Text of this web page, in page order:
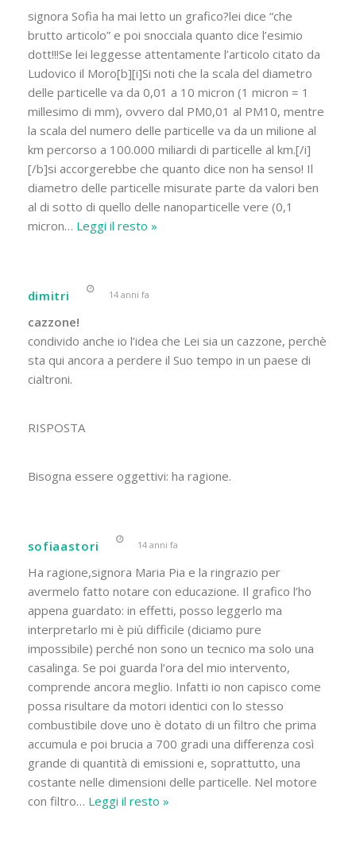
signora Sofia ha mai letto un grafico?lei dice “che
brutto articolo” e poi snocciala quanto dice l’esimio
dott!!!Se lei leggesse attentamente l’articolo citato da
Ludovico il Moro[b][i]Si noti che la scala del diametro
delle particelle va da 0,01 a 10 micron (1 micron = 1
millesimo di mm), ovvero dal PM0,01 al PM10, mentre
la scala del numero delle particelle va da un milione al
km percorso a 100.000 miliardi di particelle al km.[/i]
[/b]si accorgerebbe che quanto dice non ha senso! Il
diametro delle particelle misurate parte da valori ben
al di sotto di quello delle nanoparticelle vere (0,1
micron… Leggi il resto »
dimitri 14 anni fa
cazzone!
condivido anche io l’idea che Lei sia un cazzone, perchè
sta qui ancora a perdere il Suo tempo in un paese di
cialtroni.
RISPOSTA
Bisogna essere oggettivi: ha ragione.
sofiaastori 14 anni fa
Ha ragione,signora Maria Pia e la ringrazio per
avermelo fatto notare con educazione. Il grafico l’ho
appena guardato: in effetti, posso leggerlo ma
interpretarlo mi è più difficile (diciamo pure
impossibile) perché non sono un tecnico ma solo una
casalinga. Se poi guarda l’ora del mio intervento,
comprende ancora meglio. Infatti io non capisco come
possa risultare da motori identici con lo stesso
combustibile dove uno è dotato di un filtro che prima
accumula e poi brucia a 700 gradi una differenza così
grande di quantità di emissioni e, soprattutto, una
costante nelle dimensioni delle particelle. Nel motore
con filtro… Leggi il resto »